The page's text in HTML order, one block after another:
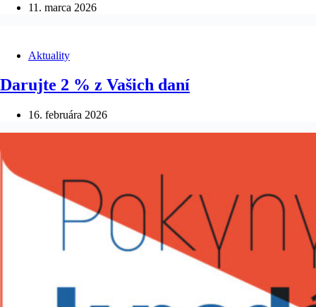
11. marca 2026
Aktuality
Darujte 2 % z Vašich daní
16. februára 2026